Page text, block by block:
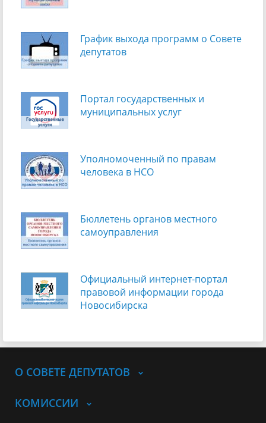
График выхода программ о Cовете
депутатов
Портал государственных и
муниципальных услуг
Уполномоченный по правам
человека в НСО
Бюллетень органов местного
самоуправления
Официальный интернет-портал
правовой информации города
Новосибирска
О СОВЕТЕ ДЕПУТАТОВ
КОМИССИИ